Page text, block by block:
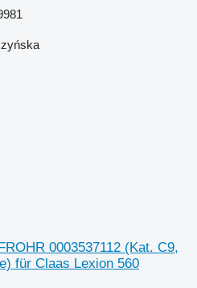
0003537112 (Kat. C9,
für Claas Lexion 560